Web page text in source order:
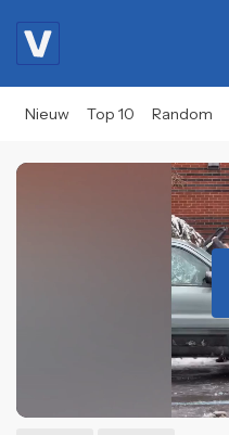
Nieuw Top 10 Random